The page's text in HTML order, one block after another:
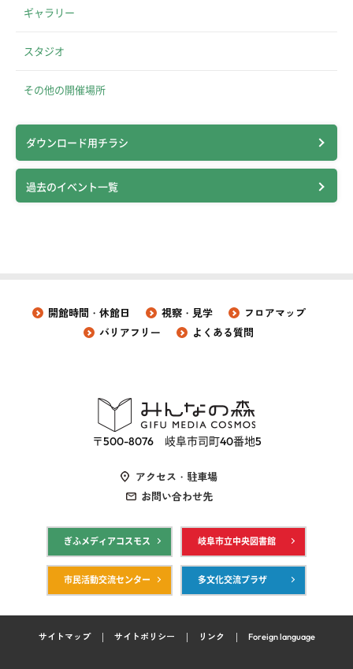
ギャラリー
スタジオ
その他の開催場所
ダウンロード用チラシ
過去のイベント一覧
開館時間・休館日 視察・見学
フロアマップ
バリアフリー
よくある質問
〒500-8076 岐阜市司町40番地5
アクセス・駐車場
お問い合わせ先
ぎふメディアコスモス 岐阜市立中央図書館
市民活動交流センター 多文化交流プラザ
サイトマップ サイトポリシー リンク Foreign language